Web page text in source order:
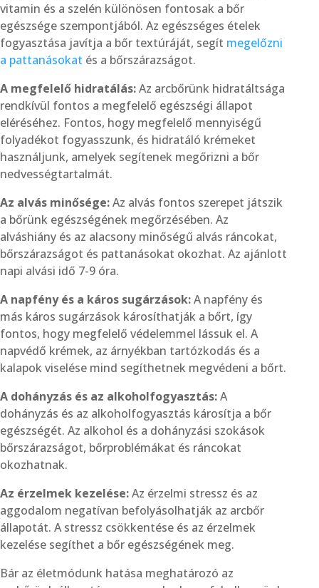
vitamin és a szelén különösen fontosak a bőr
egészsége szempontjából. Az egészséges ételek
fogyasztása javítja a bőr textúráját, segít megelőzni
a pattanásokat és a bőrszárazságot.
A megfelelő hidratálás:Az arcbőrünk hidratáltsága
rendkívül fontos a megfelelő egészségi állapot
eléréséhez. Fontos, hogy megfelelő mennyiségű
folyadékot fogyasszunk, és hidratáló krémeket
használjunk, amelyek segítenek megőrizni a bőr
nedvességtartalmát.
Az alvás minősége:Az alvás fontos szerepet játszik
a bőrünk egészségének megőrzésében. Az
alváshiány és az alacsony minőségű alvás ráncokat,
bőrszárazságot és pattanásokat okozhat. Az ajánlott
napi alvási idő 7-9 óra.
A napfény és a káros sugárzások:A napfény és
más káros sugárzások károsíthatják a bőrt, így
fontos, hogy megfelelő védelemmel lássuk el. A
napvédő krémek, az árnyékban tartózkodás és a
kalapok viselése mind segíthetnek megvédeni a bőrt.
A dohányzás és az alkoholfogyasztás:A
dohányzás és az alkoholfogyasztás károsítja a bőr
egészségét. Az alkohol és a dohányzási szokások
bőrszárazságot, bőrproblémákat és ráncokat
okozhatnak.
Az érzelmek kezelése:Az érzelmi stressz és az
aggodalom negatívan befolyásolhatják az arcbőr
állapotát. A stressz csökkentése és az érzelmek
kezelése segíthet a bőr egészségének meg.
Bár az életmódunk hatása meghatározó az